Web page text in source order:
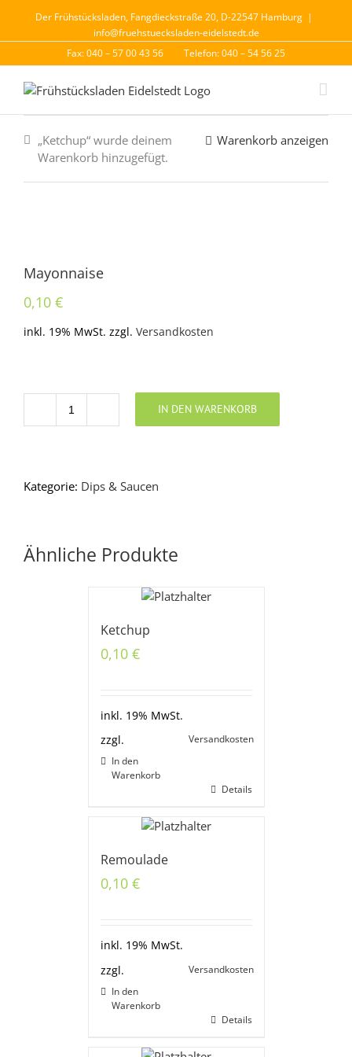
Der Frühstücksladen, Fangdieckstraße 20, D-22547 Hamburg |
info@fruehstuecksladen-eidelstedt.de
Fax: 040 – 57 00 43 56
Telefon: 040 – 54 56 25
Warenkorb anzeigen
„Ketchup“ wurde deinem
Warenkorb hinzugefügt.
Mayonnaise
0,10 €
inkl. 19% MwSt. zzgl. Versandkosten
Anzahl
IN DEN WARENKORB
Kategorie: Dips & Saucen
Ähnliche Produkte
Ketchup
0,10 €
inkl. 19% MwSt.
zzgl.
Versandkosten
In den
Warenkorb
Details
Remoulade
0,10 €
inkl. 19% MwSt.
zzgl.
Versandkosten
In den
Warenkorb
Details